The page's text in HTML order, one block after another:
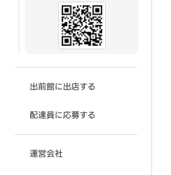
出前館に出店する
配達員に応募する
運営会社